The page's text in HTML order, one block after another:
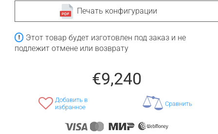
None Selected
+ €760 + €830
Печать конфигурации
Этот товар будет изготовлен под заказ и не
подлежит отмене или возврату
€9,240
Добавить в
избранное
Сравнить